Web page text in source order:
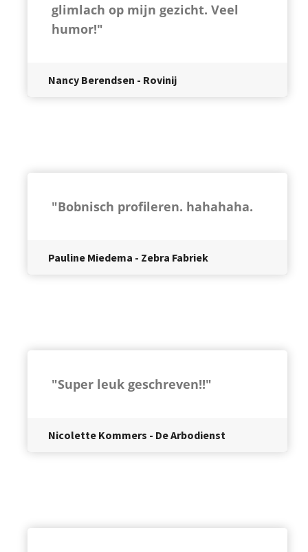
glimlach op mijn gezicht. Veel
humor!"
Nancy Berendsen - Rovinij
"Bobnisch profileren. hahahaha.
Pauline Miedema - Zebra Fabriek
"Super leuk geschreven!!"
Nicolette Kommers - De Arbodienst